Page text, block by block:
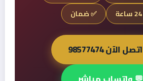
✅ ضمان
الآن 98577474